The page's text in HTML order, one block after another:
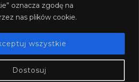
oznacza zgodę na
nas plików cookie.
Dostosuj
wszystkie
od umowy